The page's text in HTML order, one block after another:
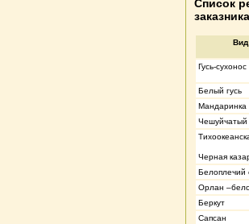
Список
Вид
Гусь-сухонос
Белый гусь
Мандаринка
Чешуйчатый
Черная
Белоплечий
Орлан
Беркут
Сапсан